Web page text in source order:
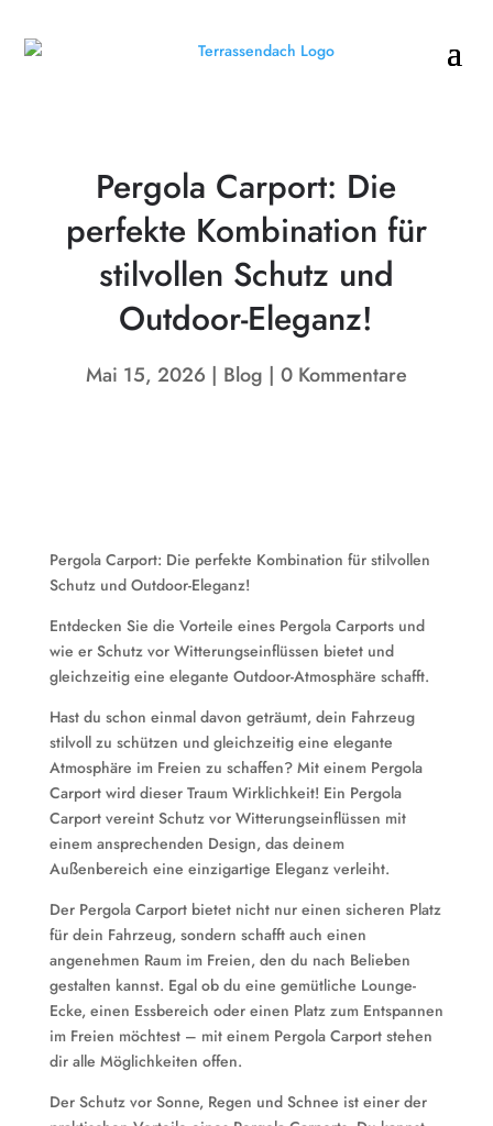
Pergola Carport: Die
perfekte Kombination für
stilvollen Schutz und
Outdoor-Eleganz!
Mai 15, 2026 Blog 0 Kommentare
Pergola Carport: Die perfekte Kombination für stilvollen
Schutz und Outdoor-Eleganz!
Entdecken Sie die Vorteile eines Pergola Carports und
wie er Schutz vor Witterungseinflüssen bietet und
gleichzeitig eine elegante Outdoor-Atmosphäre schafft.
Hast du schon einmal davon geträumt, dein Fahrzeug
stilvoll zu schützen und gleichzeitig eine elegante
Atmosphäre im Freien zu schaffen? Mit einem Pergola
Carport wird dieser Traum Wirklichkeit! Ein Pergola
Carport vereint Schutz vor Witterungseinflüssen mit
einem ansprechenden Design, das deinem
Außenbereich eine einzigartige Eleganz verleiht.
Der Pergola Carport bietet nicht nur einen sicheren Platz
für dein Fahrzeug, sondern schafft auch einen
angenehmen Raum im Freien, den du nach Belieben
gestalten kannst. Egal ob du eine gemütliche Lounge-
Ecke, einen Essbereich oder einen Platz zum Entspannen
im Freien möchtest – mit einem Pergola Carport stehen
dir alle Möglichkeiten offen.
Der Schutz vor Sonne, Regen und Schnee ist einer der